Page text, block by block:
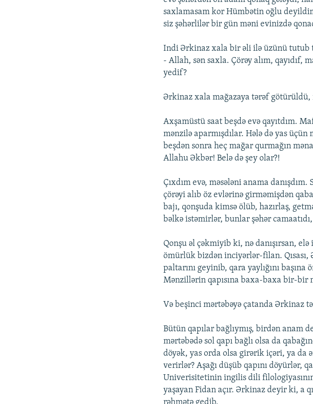
saxlamasam kor Hümbətin oğlu
siz şəhərlilər bir gün məni evinizdə
Indi Ərkinaz xala bir əli ilə üzünü tutub
- Allah, sən saxla. Çörəy alım, qayıdıf,
yedif?
Ərkinaz xala mağazaya tərəf götürüldü,
Axşamüstü saat beşdə evə qayıtdım.
mənzilə aparmışdılar. Hələ də yas üçün
beşdən sonra heç mağar qurmağın
Allahu Əkbər! Belə də şey olar?!
Çıxdım evə, məsələni anama
çörəyi alıb öz evlərinə girməmişdən
bajı, qonşuda kimsə ölüb, hazırlaş,
bəlkə istəmirlər, bunlar şəhər
Qonşu əl çəkmiyib ki, nə danışırsan,
ömürlük bizdən inciyərlər-filan. Qısası,
paltarını geyinib, qara yaylığını
Mənzillərin qapısına baxa-baxa bir-bir
Və beşinci mərtəbəyə çatanda Ərkinaz
Bütün qapılar bağlıymış, birdən
mərtəbədə sol qapı bağlı olsa da
döyək, yas orda olsa girərik içəri, ya da
verirlər? Aşağı düşüb qapını döyürlər,
Univerisitetinin ingilis dili
yaşayan Fidan açır. Ərkinaz deyir ki, a